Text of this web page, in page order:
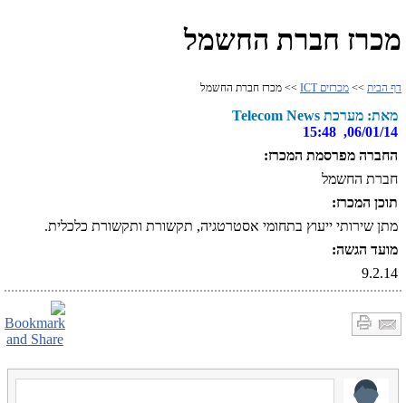
מכרז חברת החשמל
דף הבית >> מכרזים ICT >> מכרז חברת החשמל
מאת: מערכת Telecom News
06/01/14, 15:48
החברה מפרסמת המכרז:
חברת החשמל
תוכן המכרז:
מתן שירותי ייעוץ בתחומי אסטרטגיה, תקשורת ותקשורת כלכלית.
מועד הגשה:
9.2.14